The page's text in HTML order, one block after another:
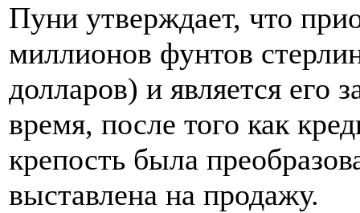
Пуни утверждает, что
миллионов фунтов
долларов) и является его
время, после того как
крепость была
выставлена на продажу.